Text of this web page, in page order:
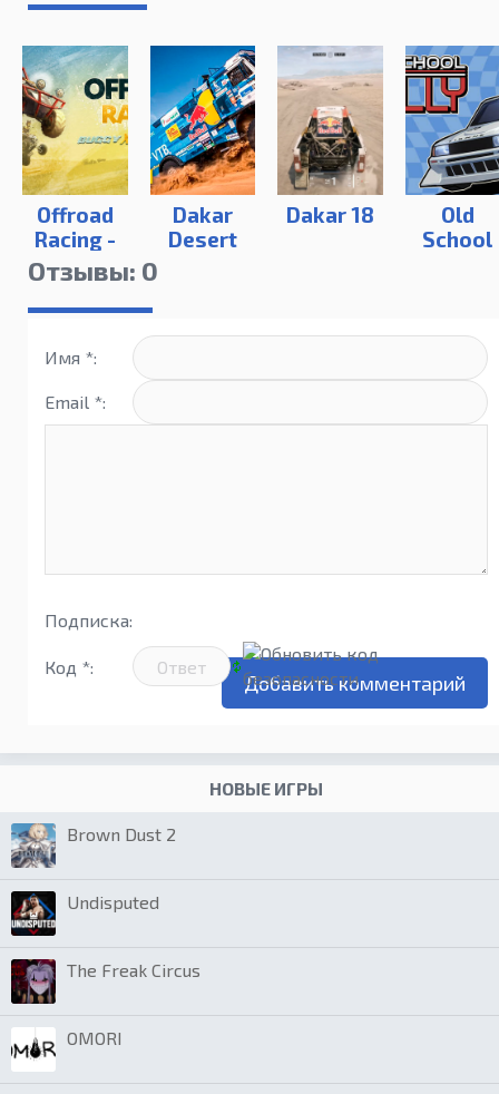
Offroad
Racing -
Buggy X
ATV X
Moto
Dakar
Desert
Dakar 18
Old
School
Отзывы: 0
Имя *:
Email *:
Подписка:
Код *:
НОВЫЕ ИГРЫ
Brown Dust 2
Undisputed
The Freak Circus
OMORI